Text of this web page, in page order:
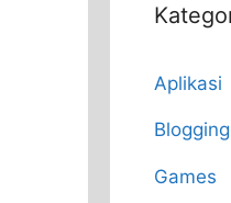
Aplikasi
Blogging
Games